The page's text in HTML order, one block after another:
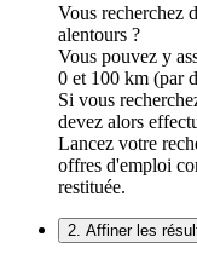
Vous recherchez
alentours ?
Vous pouvez y
0 et 100 km (par
Si vous
devez alors
Lancez votre
offres d'emploi
restituée.
2. Affiner les